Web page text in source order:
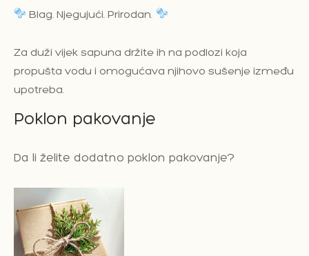
Blag. Njegujući. Prirodan.
Za duži vijek sapuna držite ih na podlozi koja
propušta vodu i omogućava njihovo sušenje između
upotreba.
Poklon pakovanje
Da li želite dodatno poklon pakovanje?